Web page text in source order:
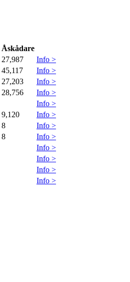
Åskådare
27,987
Info >
45,117
Info >
27,203
Info >
28,756
Info >
Info >
9,120
Info >
8
Info >
8
Info >
Info >
Info >
Info >
Info >